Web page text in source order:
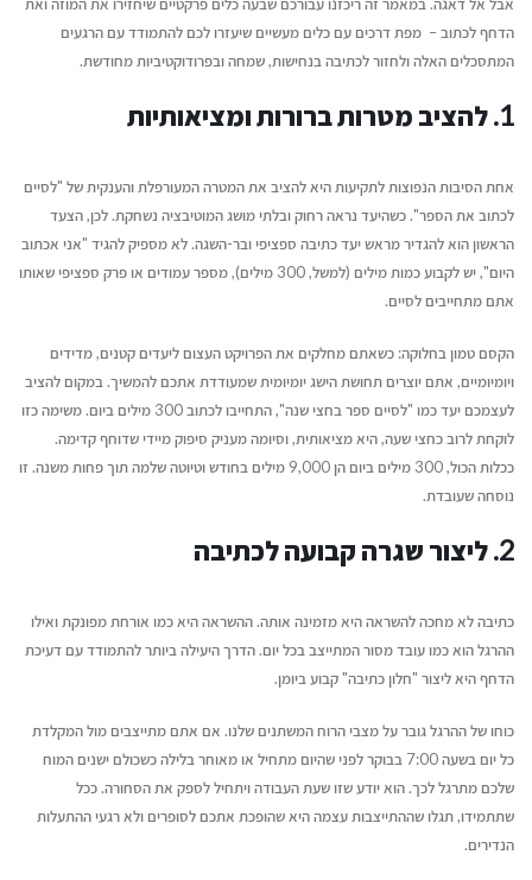
הדחףלכתוב – מפת דרכים עם כלים מעשיים שיעזרו לכם להתמודד עם הרגעים
המתסכלים האלה ולחזור לכתיבה בנחישות, שמחה ובפרודוקטיביות מחודשת.
1. להציב מטרות ברורות ומציאותיות
אחת הסיבות הנפוצות לתקיעות היא להציב את המטרה המעורפלת והענקית של "לסיים
לכתוב את הספר". כשהיעד נראה רחוק ובלתי מושג המוטיבציה נשחקת. לכן, הצעד
הראשון הוא להגדיר מראש יעד כתיבה ספציפי ובר-השגה. לא מספיק להגיד "אני אכתוב
היום", יש לקבוע כמות מילים (למשל, 300 מילים), מספר עמודים או פרק ספציפי שאותו
אתם מתחייבים לסיים.
הקסם טמון בחלוקה: כשאתם מחלקים את הפרויקט העצום ליעדים קטנים, מדידים
ויומיומיים, אתם יוצרים תחושת הישג יומיומית שמעודדת אתכם להמשיך. במקום להציב
לעצמכם יעד כמו "לסיים ספר בחצי שנה", התחייבו לכתוב 300 מילים ביום. משימה כזו
לוקחת לרוב כחצי שעה, היא מציאותית, וסיומה מעניק סיפוק מיידי שדוחף קדימה.
ככלות הכול, 300 מילים ביום הן 9,000 מילים בחודש וטיוטה שלמה תוך פחות משנה. זו
נוסחה שעובדת.
2. ליצור שגרה קבועה לכתיבה
כתיבה לא מחכה להשראה היא מזמינה אותה. ההשראה היא כמו אורחת מפונקת ואילו
ההרגל הוא כמו עובד מסור המתייצב בכל יום. הדרך היעילה ביותר להתמודד עם דעיכת
הדחף היא ליצור "חלון כתיבה" קבוע ביומן.
כוחו של ההרגל גובר על מצבי הרוח המשתנים שלנו. אם אתם מתייצבים מול המקלדת
כל יום בשעה 7:00 בבוקר לפני שהיום מתחיל או מאוחר בלילה כשכולם ישנים המוח
שלכם מתרגל לכך. הוא יודע שזו שעת העבודה ויתחיל לספק את הסחורה. ככל
שתתמידו, תגלו שההתייצבות עצמה היא שהופכת אתכם לסופרים ולא רגעי ההתעלות
הנדירים.
איך לשמור על קול אותנטי
יוני 16, 2026
ה-AI
יוני 16, 2026
ריאיון עם בועז דרורי, מחבר
הספר "רווק, נשוי, גרוש"
דן טימור על הספר
ההוצאה לאור של
יולי 12, 2026
איך עידן הבינוניות